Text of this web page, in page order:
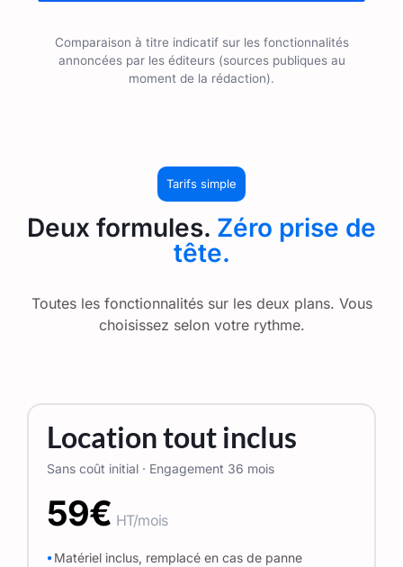
Comparaison à titre indicatif sur les fonctionnalités
annoncées par les éditeurs (sources publiques au
moment de la rédaction).
Tarifs simple
Deux formules. Zéro prise de
tête.
Toutes les fonctionnalités sur les deux plans. Vous
choisissez selon votre rythme.
Location tout inclus
Sans coût initial · Engagement 36 mois
59€ HT/mois
⦁ Matériel inclus, remplacé en cas de panne